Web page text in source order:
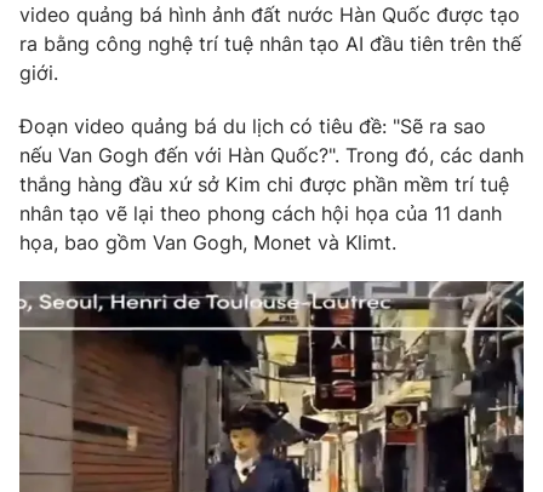
Thế giới đó đây
Câu chuyện quốc tế
Tài chính
Thị trường
Góc doanh nghiệp
Dữ liệu và đời sống
Truyền hình
Phim VTV
Hậu trường
Khán giả
Giải sao mai
Giải trí
Điện ảnh
Âm nhạc
Du lịch
Làm đẹp
Chất lượng cuộc sống
Giáo dục
Tuyển sinh
Học trực tuyến
Công nghệ
Hitech Công nghệ tương lai
Giao lưu trực tuyến
video quảng bá hình ảnh đất nước Hàn Quốc được tạo
ra bằng công nghệ trí tuệ nhân tạo AI đầu tiên trên thế
giới.
Đoạn video quảng bá du lịch có tiêu đề: "Sẽ ra sao
nếu Van Gogh đến với Hàn Quốc?". Trong đó, các danh
thắng hàng đầu xứ sở Kim chi được phần mềm trí tuệ
nhân tạo vẽ lại theo phong cách hội họa của 11 danh
họa, bao gồm Van Gogh, Monet và Klimt.